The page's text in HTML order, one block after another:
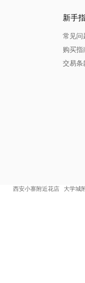
新手
常见问
购买指
交易条
西安小寨附近花店 大学城